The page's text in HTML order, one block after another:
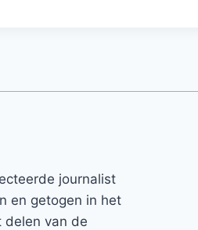
journalist
en getogen in het
delen van de